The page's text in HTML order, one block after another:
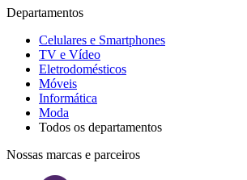
Departamentos
Celulares e Smartphones
TV e Vídeo
Eletrodomésticos
Móveis
Informática
Moda
Todos os departamentos
Nossas marcas e parceiros